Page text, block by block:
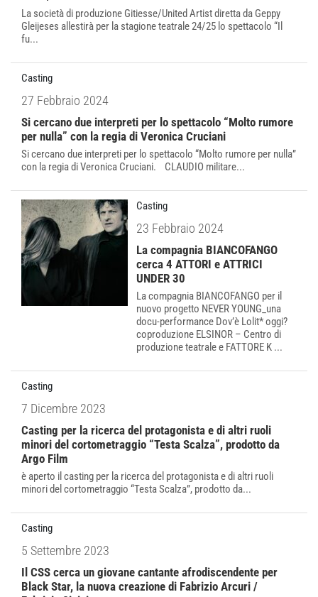
La società di produzione Gitiesse/United Artist diretta da Geppy
Gleijeses allestirà per la stagione teatrale 24/25 lo spettacolo “Il
fu...
Casting
27 Febbraio 2024
Si cercano due interpreti per lo spettacolo “Molto rumore
per nulla” con la regia di Veronica Cruciani
Si cercano due interpreti per lo spettacolo “Molto rumore per nulla”
con la regia di Veronica Cruciani. CLAUDIO militare...
Casting
23 Febbraio 2024
La compagnia BIANCOFANGO
cerca 4 ATTORI e ATTRICI
UNDER 30
La compagnia BIANCOFANGO per il
nuovo progetto NEVER YOUNG_una
docu-performance Dov’è Lolit* oggi?
coproduzione ELSINOR – Centro di
produzione teatrale e FATTORE K ...
Casting
7 Dicembre 2023
Casting per la ricerca del protagonista e di altri ruoli
minori del cortometraggio “Testa Scalza”, prodotto da
Argo Film
è aperto il casting per la ricerca del protagonista e di altri ruoli
minori del cortometraggio “Testa Scalza”, prodotto da...
Casting
5 Settembre 2023
Il CSS cerca un giovane cantante afrodiscendente per
Black Star, la nuova creazione di Fabrizio Arcuri /